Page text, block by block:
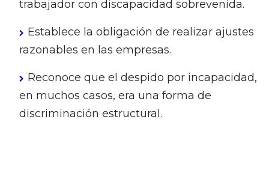
trabajador con discapacidad sobrevenida.
Establece la obligación de realizar ajustes
razonables en las empresas.
Reconoce que el despido por incapacidad,
en muchos casos, era una forma de
discriminación estructural.